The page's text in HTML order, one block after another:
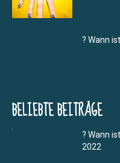
? Wann
BELIEBTE BEITRÄGE
? Wann
2022